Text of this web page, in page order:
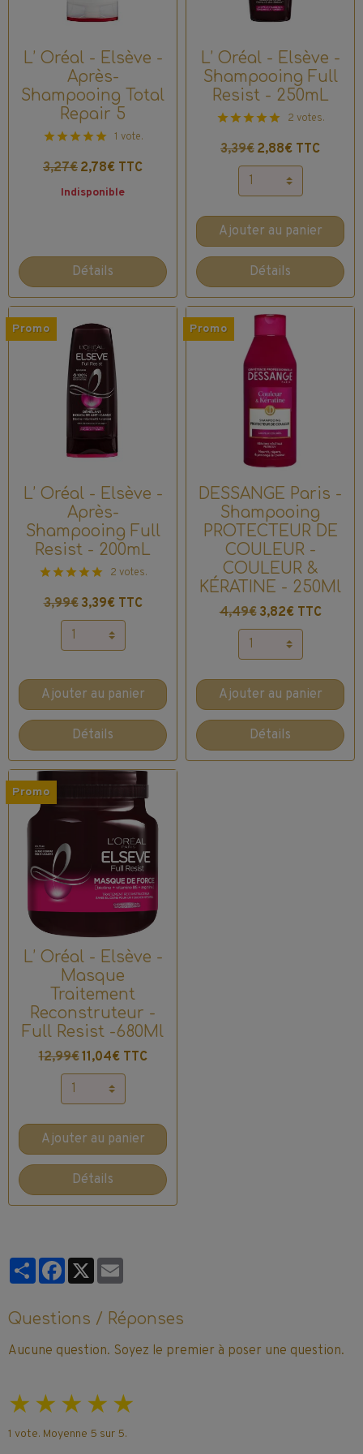
L’ Oréal - Elsève -
Après-
Shampooing Total
Repair 5
1 vote.
3,27€ 2,78€ TTC
Indisponible
Détails
L’ Oréal - Elsève -
Shampooing Full
Resist - 250mL
2 votes.
3,39€ 2,88€ TTC
Ajouter au panier
Détails
Promo
L’ Oréal - Elsève -
Après-
Shampooing Full
Resist - 200mL
2 votes.
3,99€ 3,39€ TTC
Ajouter au panier
Détails
Promo
DESSANGE Paris -
Shampooing
PROTECTEUR DE
COULEUR -
COULEUR &
KÉRATINE - 250Ml
4,49€ 3,82€ TTC
Ajouter au panier
Détails
Promo
L’ Oréal - Elsève -
Masque
Traitement
Reconstruteur -
Full Resist -680Ml
12,99€11,04€ TTC
Ajouter au panier
Détails
PartagerFacebook
X
Questions / Réponses
Aucune question. Soyez le premier à poser une question.
★ ★ ★ ★ ★
1 vote. Moyenne 5 sur 5.